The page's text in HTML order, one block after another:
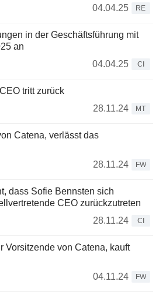
04.04.25
RE
in der Geschäftsführung mit
an
04.04.25
CI
tritt zurück
28.11.24
MT
Catena, verlässt das
28.11.24
FW
dass Sofie Bennsten sich
CEO zurückzutreten
28.11.24
CI
Vorsitzende von Catena, kauft
04.11.24
FW